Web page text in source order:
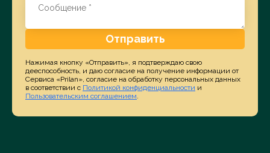
Отправить
Нажимая кнопку «Отправить», я подтверждаю свою
дееспособность, и даю согласие на получение информации от
Сервиса «Prilan», согласие на обработку персональных данных
в соответствии с Политикой конфиденциальности и
Пользовательским соглашением.